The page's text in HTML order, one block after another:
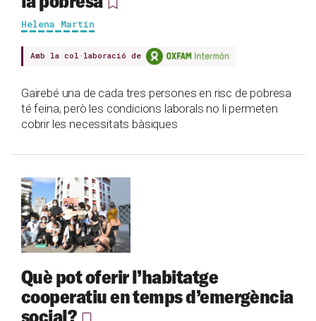
Helena Martín
Amb la col·laboració de
Gairebé una de cada tres persones en risc de pobresa
té feina, però les condicions laborals no li permeten
cobrir les necessitats bàsiques
Què pot oferir l’habitatge
cooperatiu en temps d’emergència
social?